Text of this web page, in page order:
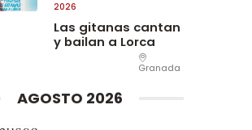
2026
Las gitanas cantan
y bailan a Lorca
Granada
AGOSTO 2026